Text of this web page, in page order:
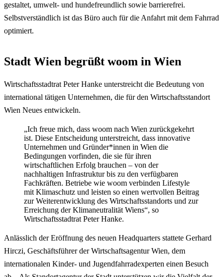
gestaltet, umwelt- und hundefreundlich sowie barrierefrei.
Selbstverständlich ist das Büro auch für die Anfahrt mit dem Fahrrad
optimiert.
Stadt Wien begrüßt woom in Wien
Wirtschaftsstadtrat Peter Hanke unterstreicht die Bedeutung von
international tätigen Unternehmen, die für den Wirtschaftsstandort
Wien Neues entwickeln.
„Ich freue mich, dass woom nach Wien zurückgekehrt
ist. Diese Entscheidung unterstreicht, dass innovative
Unternehmen und Gründer*innen in Wien die
Bedingungen vorfinden, die sie für ihren
wirtschaftlichen Erfolg brauchen – von der
nachhaltigen Infrastruktur bis zu den verfügbaren
Fachkräften. Betriebe wie woom verbinden Lifestyle
mit Klimaschutz und leisten so einen wertvollen Beitrag
zur Weiterentwicklung des Wirtschaftsstandorts und zur
Erreichung der Klimaneutralität Wiens“, so
Wirtschaftsstadtrat Peter Hanke.
Anlässlich der Eröffnung des neuen Headquarters stattete Gerhard
Hirczi, Geschäftsführer der Wirtschaftsagentur Wien, dem
internationalen Kinder- und Jugendfahrradexperten einen Besuch